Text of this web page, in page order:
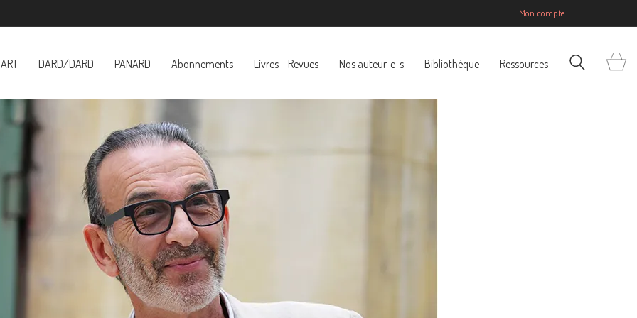
Mon compte
DARD/DARD PANARD Abonnements Livres – Revues Nos auteur-e-s Bibliothèque Ressources